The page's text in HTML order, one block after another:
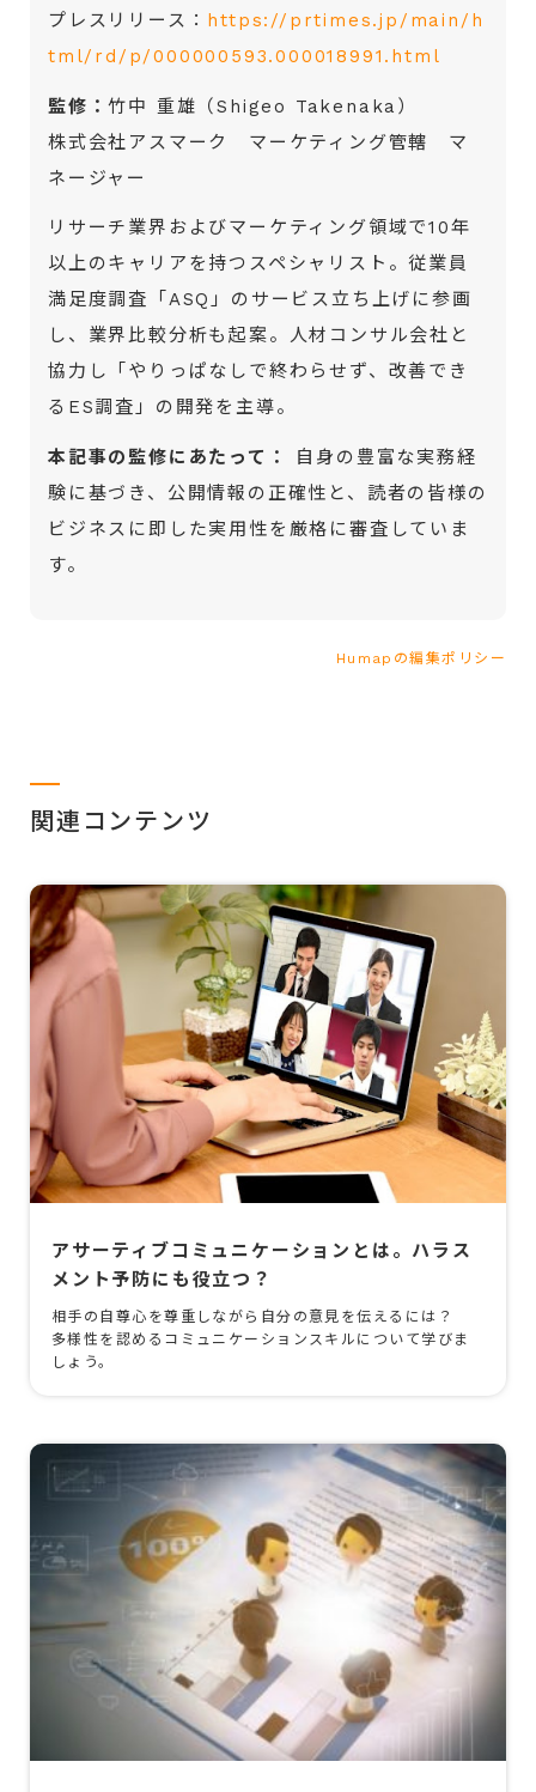
プレスリリース： https://prtimes.jp/main/h
tml/rd/p/000000593.000018991.html
監修：竹中 重雄（Shigeo Takenaka）
株式会社アスマーク マーケティング管轄 マ
ネージャー
リサーチ業界およびマーケティング領域で10年
以上のキャリアを持つスペシャリスト。従業員
満足度調査「ASQ」のサービス立ち上げに参画
し、業界比較分析も起案。人材コンサル会社と
協力し「やりっぱなしで終わらせず、改善でき
るES調査」の開発を主導。
本記事の監修にあたって：
自身の豊富な実務経
験に基づき、公開情報の正確性と、読者の皆様の
ビジネスに即した実用性を厳格に審査していま
す。
Humapの編集ポリシー
関連コンテンツ
アサーティブコミュニケーションとは。ハラス
メント予防にも役立つ？
相手の自尊心を尊重しながら自分の意見を伝えるには？
多様性を認めるコミュニケーションスキルについて学びま
しょう。